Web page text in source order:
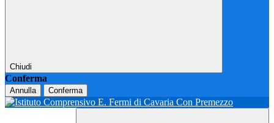
Chiudi
Conferma
Annulla Conferma